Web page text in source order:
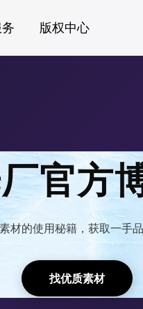
版权中心
官方
材的使用秘籍，获取一手
找优质素材